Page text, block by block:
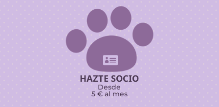

HAZTE SOCIO
Desde
5 € al mes